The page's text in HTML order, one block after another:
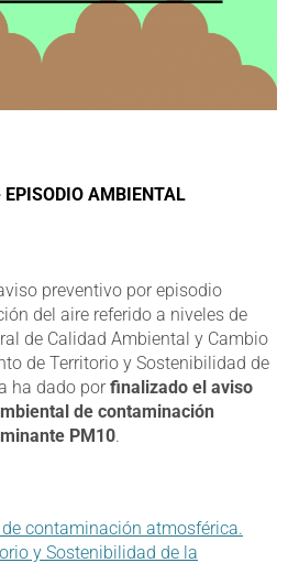
AMBIENTAL
preventivo por episodio
del aire referido a niveles de
de Calidad Ambiental y Cambio
de Territorio y Sostenibilidad de
ha dado por finalizado el aviso
de contaminación
PM10.
contaminación atmosférica.
y Sostenibilidad de la